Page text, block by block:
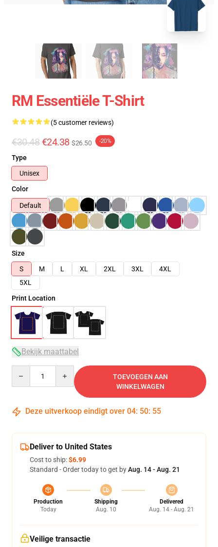
RM Essentiële T-Shirt
(5 customer reviews)
€30.48 €24.38 $26.50 -20%
Type
Unisex
Color
Default
Size
S
M L XL 2XL 3XL
4XL
5XL
Print Location
Bekijk maattabel
TOEVOEGEN AAN
WINKELWAGEN
Deze uitverkoop eindigt over 04: 50: 54
Deliver to United States
Cost to ship:$6.99
Standard - Order today to get byAug. 14 - Aug. 21
Production
Today
Shipping
Aug. 10
Delivered
Aug. 14 - Aug. 21
Veilige transactie